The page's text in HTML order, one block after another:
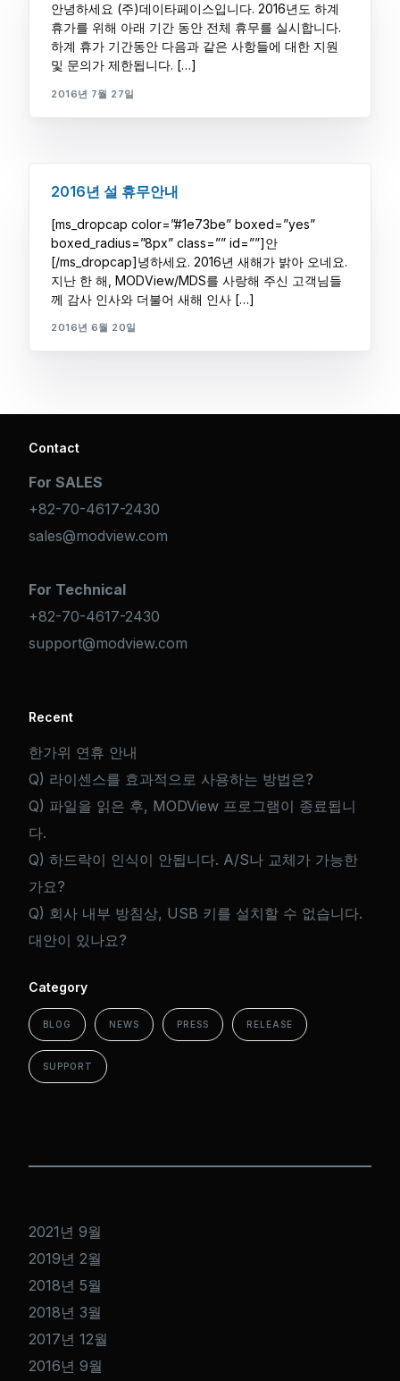
안녕하세요 (주)데이타페이스입니다. 2016년도 하계
휴가를 위해 아래 기간 동안 전체 휴무를 실시합니다.
하계 휴가 기간동안 다음과 같은 사항들에 대한 지원
및 문의가 제한됩니다. […]
2016년 7월 27일
2016년 설 휴무안내
[ms_dropcap color=”#1e73be” boxed=”yes”
boxed_radius=”8px” class=”” id=””]안
[/ms_dropcap]녕하세요. 2016년 새해가 밝아 오네요.
지난 한 해, MODView/MDS를 사랑해 주신 고객님들
께 감사 인사와 더불어 새해 인사 […]
2016년 6월 20일
Contact
For SALES
+82-70-4617-2430
sales@modview.com
For Technical
+82-70-4617-2430
support@modview.com
Recent
한가위 연휴 안내
Q) 라이센스를 효과적으로 사용하는 방법은?
Q) 파일을 읽은 후, MODView 프로그램이 종료됩니
다.
Q) 하드락이 인식이 안됩니다. A/S나 교체가 가능한
가요?
Q) 회사 내부 방침상, USB 키를 설치할 수 없습니다.
대안이 있나요?
Category
BLOG NEWS PRESS RELEASE
SUPPORT
2021년 9월
2019년 2월
2018년 5월
2018년 3월
2017년 12월
2016년 9월